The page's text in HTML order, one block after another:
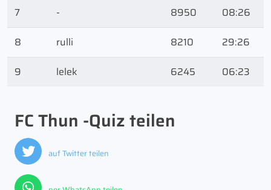
7 - 8950
08:26
8
rulli 8210
29:26
9
lelek 6245 06:23
FC Thun -Quiz teilen
auf Twitter teilen